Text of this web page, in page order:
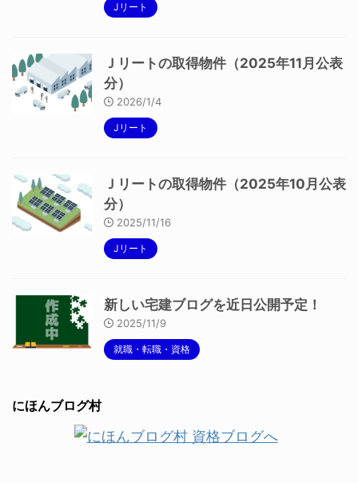
Jリート
Ｊリートの取得物件（2025年11月公表
分）
2026/1/4
Jリート
Ｊリートの取得物件（2025年10月公表
分）
2025/11/16
Jリート
新しい宅建ブログを近日公開予定！
2025/11/9
就職・転職・資格
にほんブログ村